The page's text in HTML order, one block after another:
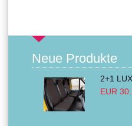
Neue Produkte
EUR